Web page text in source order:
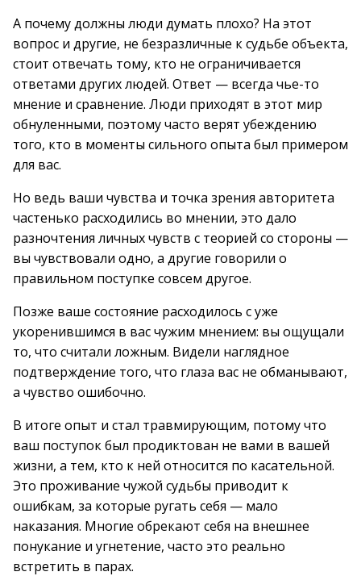
А почему должны люди думать плохо? На этот
вопрос и другие, не безразличные к судьбе объекта,
стоит отвечать тому, кто не ограничивается
ответами других людей. Ответ — всегда чье-то
мнение и сравнение. Люди приходят в этот мир
обнуленными, поэтому часто верят убеждению
того, кто в моменты сильного опыта был примером
для вас.
Но ведь ваши чувства и точка зрения авторитета
частенько расходились во мнении, это дало
разночтения личных чувств с теорией со стороны —
вы чувствовали одно, а другие говорили о
правильном поступке совсем другое.
Позже ваше состояние расходилось с уже
укоренившимся в вас чужим мнением: вы ощущали
то, что считали ложным. Видели наглядное
подтверждение того, что глаза вас не обманывают,
а чувство ошибочно.
В итоге опыт и стал травмирующим, потому что
ваш поступок был продиктован не вами в вашей
жизни, а тем, кто к ней относится по касательной.
Это проживание чужой судьбы приводит к
ошибкам, за которые ругать себя — мало
наказания. Многие обрекают себя на внешнее
понукание и угнетение, часто это реально
встретить в парах.